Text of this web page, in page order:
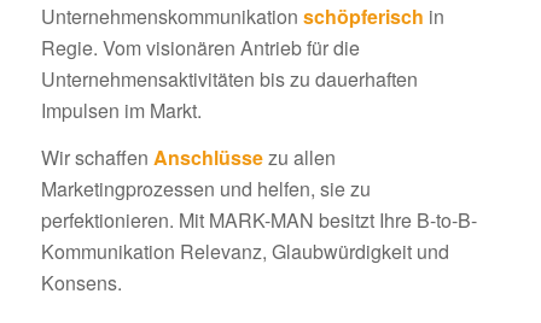
Unternehmenskommunikation schöpferisch in
Regie. Vom visionären Antrieb für die
Unternehmensaktivitäten bis zu dauerhaften
Impulsen im Markt.
Wir schaffen Anschlüssezu allen
Marketingprozessen und helfen, sie zu
perfektionieren. Mit MARK-MAN besitzt Ihre B-to-B-
Kommunikation Relevanz, Glaubwürdigkeit und
Konsens.